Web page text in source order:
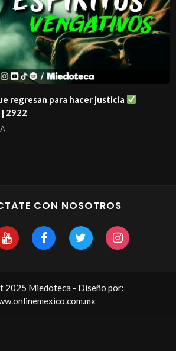
regresan para hacer justicia
2922
CON NOSOTROS
2025 Miedoteca - Diseño por: